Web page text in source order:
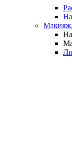
Макияж